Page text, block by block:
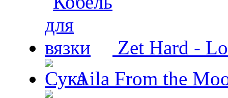
Zet Hard -
Aila From the